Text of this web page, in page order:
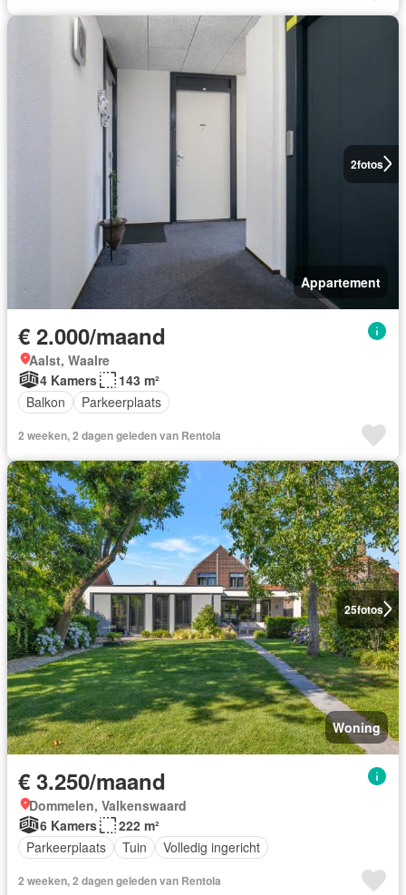
2fotos
Appartement
€ 2.000/maand
Aalst, Waalre
4 Kamers
143 m²
Balkon
Parkeerplaats
2 weeken, 2 dagen geleden van Rentola
25fotos
Woning
€ 3.250/maand
Dommelen, Valkenswaard
6 Kamers
222 m²
Parkeerplaats
Tuin Volledig ingericht
2 weeken, 2 dagen geleden van Rentola